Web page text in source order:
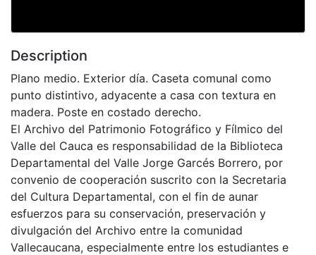
Description
Plano medio. Exterior día. Caseta comunal como
punto distintivo, adyacente a casa con textura en
madera. Poste en costado derecho.
El Archivo del Patrimonio Fotográfico y Fílmico del
Valle del Cauca es responsabilidad de la Biblioteca
Departamental del Valle Jorge Garcés Borrero, por
convenio de cooperación suscrito con la Secretaria
del Cultura Departamental, con el fin de aunar
esfuerzos para su conservación, preservación y
divulgación del Archivo entre la comunidad
Vallecaucana, especialmente entre los estudiantes e